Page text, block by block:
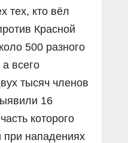
тех, кто вёл
Красной
500 разного
всего
тысяч членов
16
которого
при нападениях